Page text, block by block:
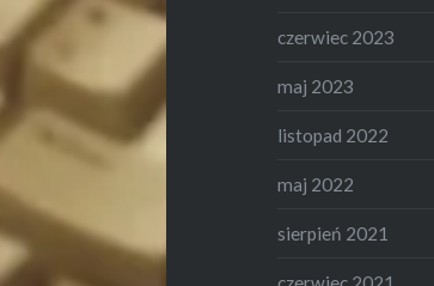
czerwiec 2023
maj 2023
listopad 2022
maj 2022
sierpień 2021